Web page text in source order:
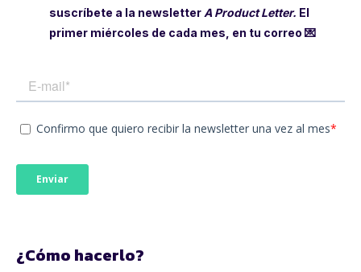
suscríbete a la newsletter A Product Letter. El
primer miércoles de cada mes, en tu correo 💌
¿Cómo hacerlo?